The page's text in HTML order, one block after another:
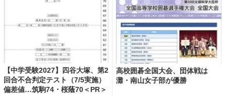
【中学受験2027】四谷大塚、第2
回合不合判定テスト（7/5実施）
偏差値…筑駒74・桜蔭70＜PR＞
高校囲碁全国大会、団体戦は
灘・南山女子部が優勝